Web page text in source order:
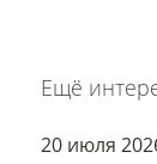
Ещё
20 июля